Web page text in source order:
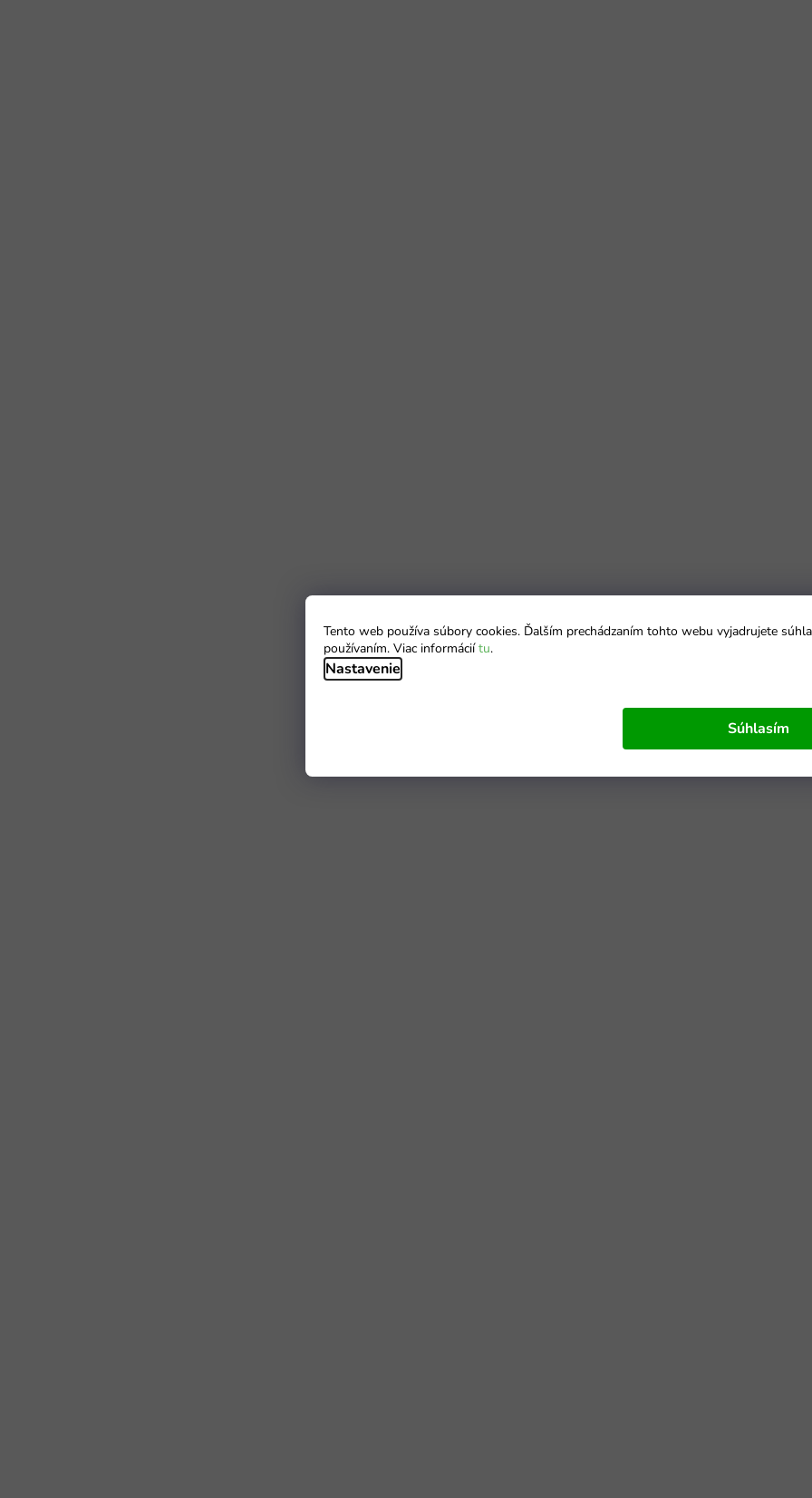
Tento web používa súbory cookies. Ďalším prechádzaním tohto webu vyjadrujete
používaním. Viac informáciítu.
Nastavenie
Súhlasím